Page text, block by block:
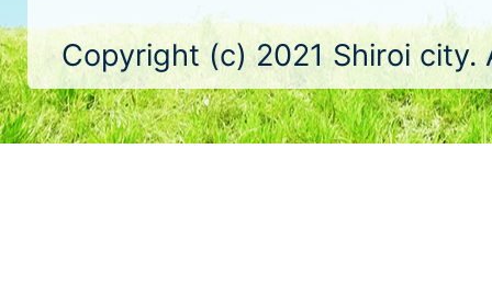
Copyright (c) 2021 Shiroi city.